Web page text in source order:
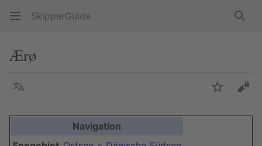
SkipperGuide
Ærø
Sprache
Navigation